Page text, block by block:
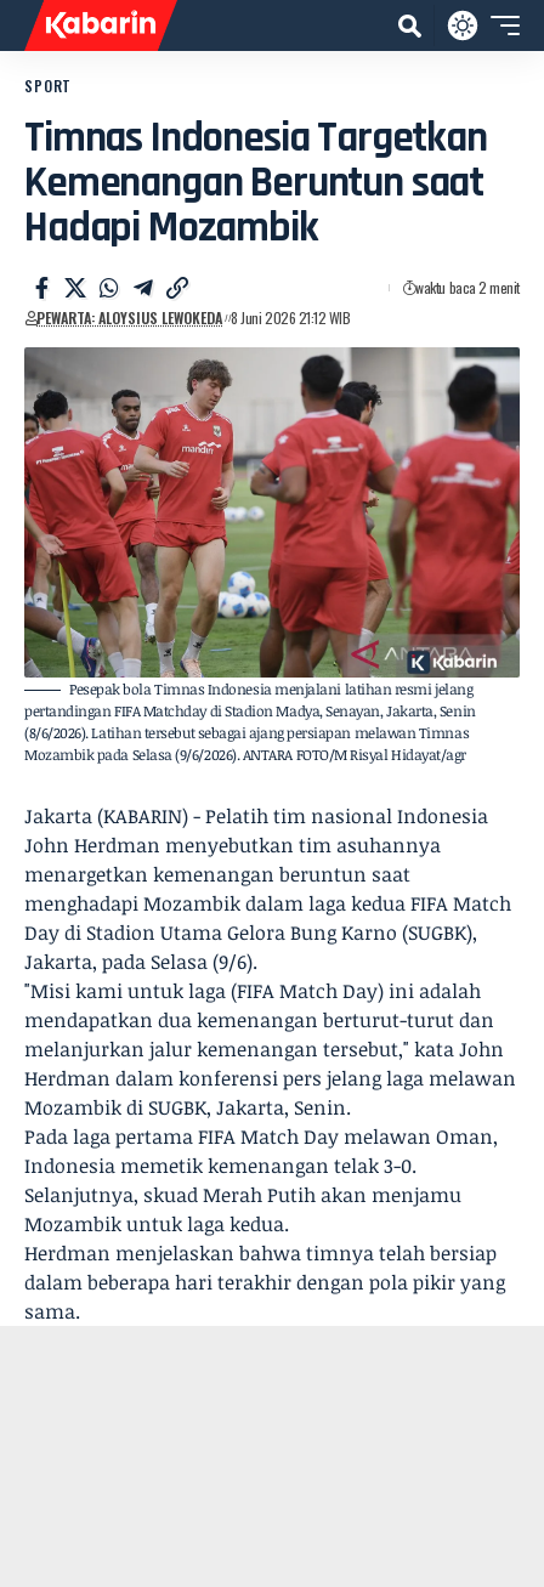
SPORT
Timnas Indonesia Targetkan
Kemenangan Beruntun saat
Hadapi Mozambik
PEWARTA: ALOYSIUS LEWOKEDA 8 Juni 2026 21:12 WIB
waktu baca 2 menit
Pesepak bola Timnas Indonesia menjalani latihan resmi jelang
pertandingan FIFA Matchday di Stadion Madya, Senayan, Jakarta, Senin
(8/6/2026). Latihan tersebut sebagai ajang persiapan melawan Timnas
Mozambik pada Selasa (9/6/2026). ANTARA FOTO/M Risyal Hidayat/agr
Jakarta (KABARIN) - Pelatih tim nasional Indonesia
John Herdman menyebutkan tim asuhannya
menargetkan kemenangan beruntun saat
menghadapi Mozambik dalam laga kedua FIFA Match
Day di Stadion Utama Gelora Bung Karno (SUGBK),
Jakarta, pada Selasa (9/6).
"Misi kami untuk laga (FIFA Match Day) ini adalah
mendapatkan dua kemenangan berturut-turut dan
melanjurkan jalur kemenangan tersebut," kata John
Herdman dalam konferensi pers jelang laga melawan
Mozambik di SUGBK, Jakarta, Senin.
Pada laga pertama FIFA Match Day melawan Oman,
Indonesia memetik kemenangan telak 3-0.
Selanjutnya, skuad Merah Putih akan menjamu
Mozambik untuk laga kedua.
Herdman menjelaskan bahwa timnya telah bersiap
dalam beberapa hari terakhir dengan pola pikir yang
sama.